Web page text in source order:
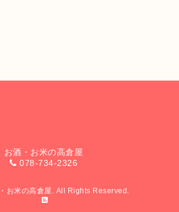
お酒・お米の高倉屋
078-734-2326
お米の高倉屋 . All Rights Reserved.